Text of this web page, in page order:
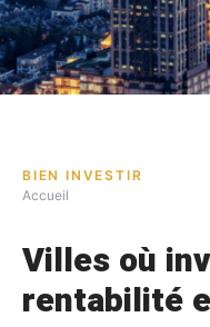
BIEN INVESTIR
Accueil
Villes où
rentabilité